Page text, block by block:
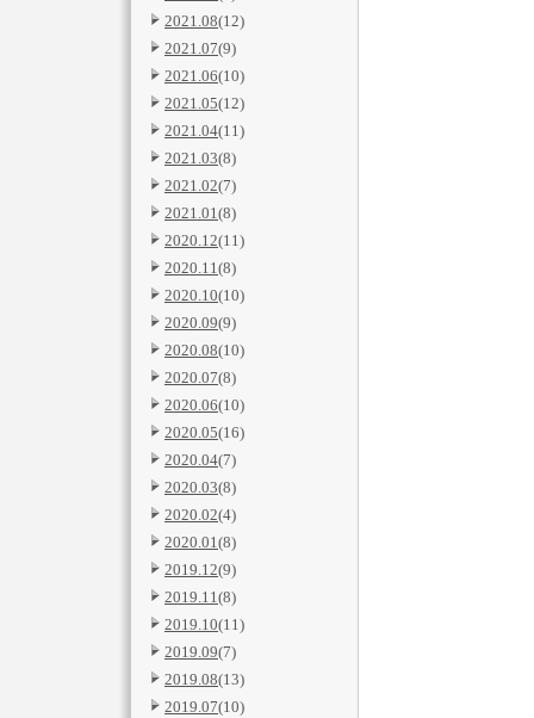
2021.08(12)
2021.07(9)
2021.06(10)
2021.05(12)
2021.04(11)
2021.03(8)
2021.02(7)
2021.01(8)
2020.12(11)
2020.11(8)
2020.10(10)
2020.09(9)
2020.08(10)
2020.07(8)
2020.06(10)
2020.05(16)
2020.04(7)
2020.03(8)
2020.02(4)
2020.01(8)
2019.12(9)
2019.11(8)
2019.10(11)
2019.09(7)
2019.08(13)
2019.07(10)